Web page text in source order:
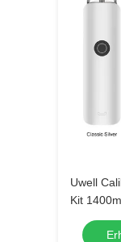
Uwell
Kit